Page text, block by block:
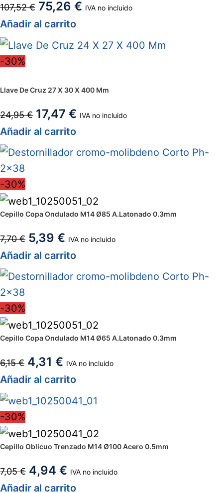
107,52€ 75,26 € IVA no incluido
Añadir al carrito
-30%
Llave De Cruz 27 X 30 X 400 Mm
24,95€ 17,47 € IVA no incluido
Añadir al carrito
-30%
Cepillo Copa Ondulado M14 Ø85 A.Latonado 0.3mm
7,70€ 5,39 € IVA no incluido
Añadir al carrito
-30%
Cepillo Copa Ondulado M14 Ø65 A.Latonado 0.3mm
6,15€ 4,31 € IVA no incluido
Añadir al carrito
-30%
Cepillo Oblicuo Trenzado M14 Ø100 Acero 0.5mm
7,05€ 4,94 € IVA no incluido
Añadir al carrito